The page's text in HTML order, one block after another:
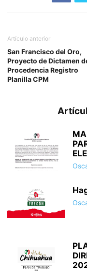
Artículo anterior
San Francisco del Oro,
Proyecto de Dictamen
Procedencia Registro
Planilla CPM